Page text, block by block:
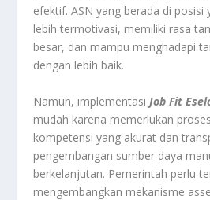
efektif. ASN yang berada di posisi
lebih termotivasi, memiliki rasa
besar, dan mampu menghadapi
dengan lebih baik.
Namun, implementasi Job Fit
mudah karena memerlukan
kompetensi yang akurat dan
pengembangan sumber daya
berkelanjutan. Pemerintah perlu
mengembangkan mekanisme